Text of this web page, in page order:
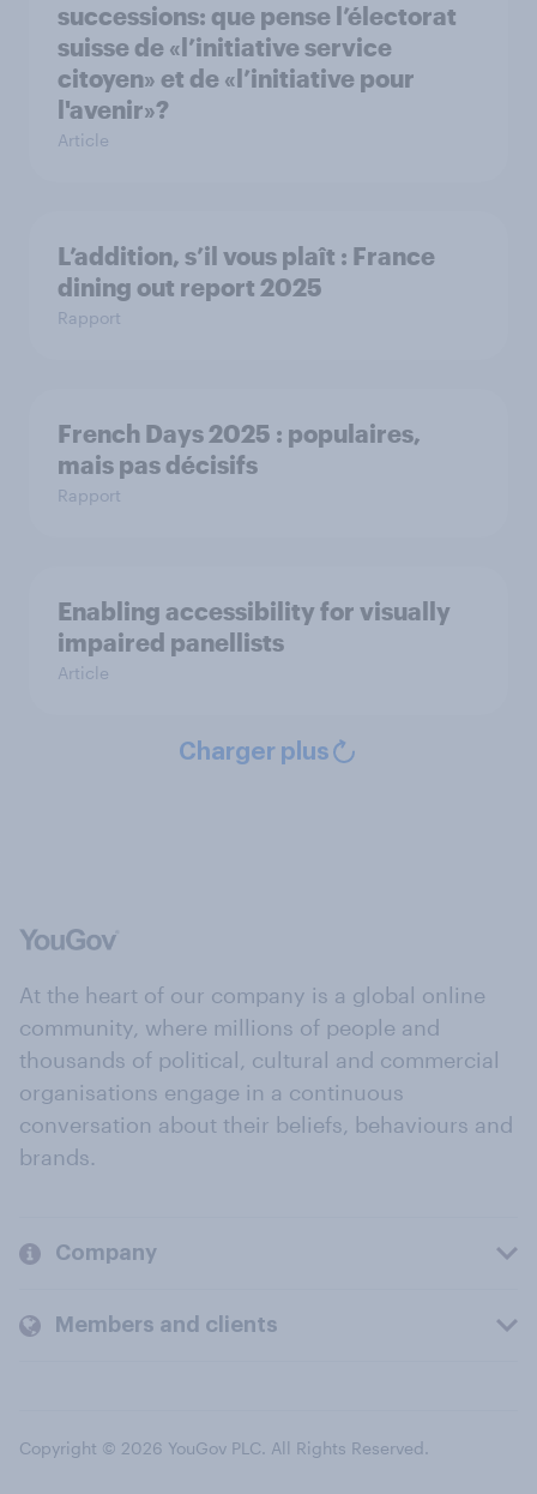
successions: que pense l’électorat
suisse de «l’initiative service
citoyen» et de «l’initiative pour
l'avenir»?
Article
L’addition, s’il vous plaît : France
dining out report 2025​
Rapport
French Days 2025 : populaires,
mais pas décisifs
Rapport
Enabling accessibility for visually
impaired panellists
Article
Charger plus
At the heart of our company is a global online
community, where millions of people and
thousands of political, cultural and commercial
organisations engage in a continuous
conversation about their beliefs, behaviours and
brands.
Company
Members and clients
Copyright © 2026 YouGov PLC. All Rights Reserved.